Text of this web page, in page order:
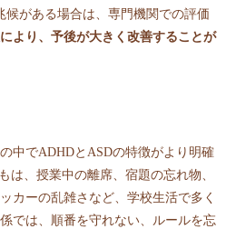
候がある場合は、専門機関での評価
より、予後が大きく改善することが
中でADHDとASDの特徴がより明確
は、授業中の離席、宿題の忘れ物、
カーの乱雑さなど、学校生活で多く
では、順番を守れない、ルールを忘